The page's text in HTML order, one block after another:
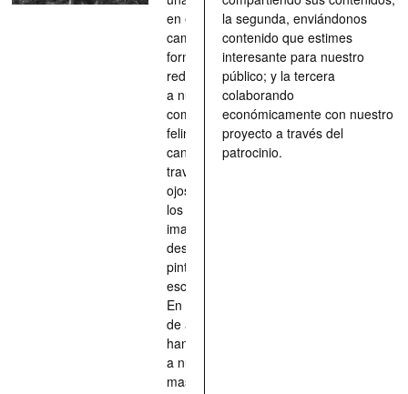
en el
camino, una
forma de
redescubrir
a nuestros
compañeros
felinos y
caninos a
través de los
ojos quienes
los han
imaginado,
descrito,
pintado,
esculpido...
En definitiva,
de aquellos
han situado
a nuestras
mascotas en
la segunda, enviándonos
contenido que estimes
interesante para nuestro
público; y la tercera
colaborando
económicamente con nuestro
proyecto a través del
patrocinio.